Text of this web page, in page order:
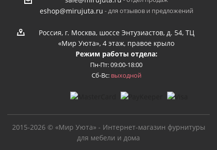
eshop@mirujuta.ru - для отзывов и предложений
Россия, г. Москва, шоссе Энтузиастов, д. 54, ТЦ
«Мир Уюта», 4 этаж, правое крыло
Режим работы отдела:
Пн-Пт: 09:00-18:00
Сб-Вс: выходной
2015-2026 © «Мир Уюта» - Интернет-магазин фурнитуры
для мебели и дома